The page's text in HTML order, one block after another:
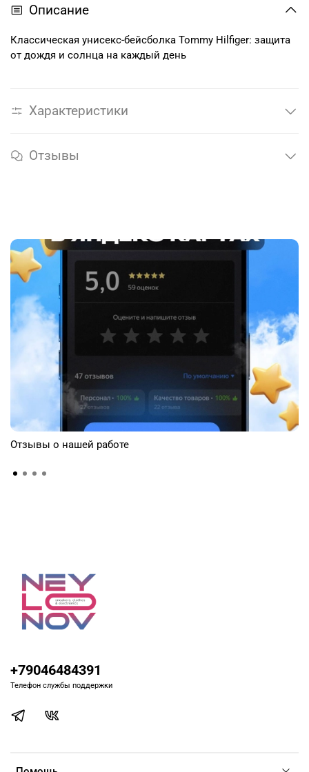
Описание
Классическая унисекс-бейсболка Tommy Hilfiger: защита
от дождя и солнца на каждый день
Характеристики
Отзывы
Отзывы о нашей работе
+79046484391
Телефон службы поддержки